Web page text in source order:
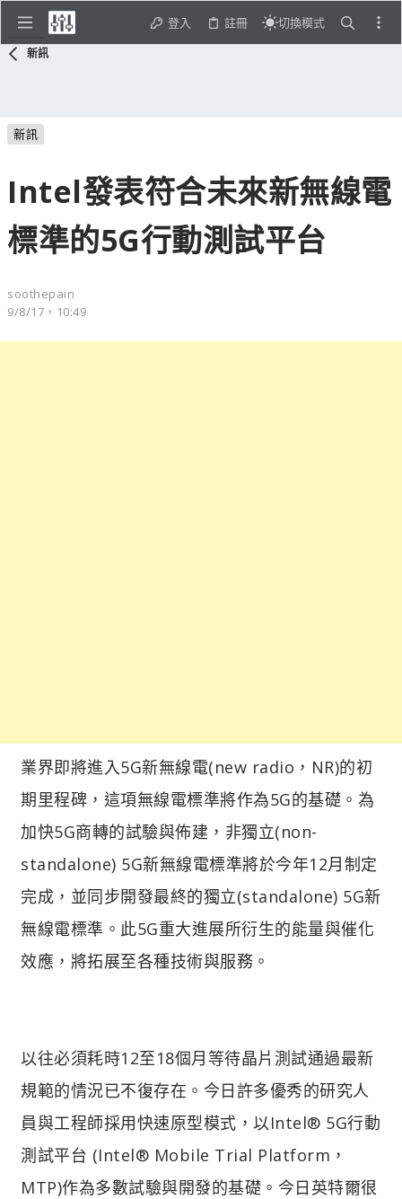
登入 註冊 切換模式
新訊
新訊
Intel發表符合未來新無線電
標準的5G行動測試平台
soothepain
9/8/17，10:49
業界即將進入5G新無線電(new radio，NR)的初
期里程碑，這項無線電標準將作為5G的基礎。為
加快5G商轉的試驗與佈建，非獨立(non-
standalone) 5G新無線電標準將於今年12月制定
完成，並同步開發最終的獨立(standalone) 5G新
無線電標準。此5G重大進展所衍生的能量與催化
效應，將拓展至各種技術與服務。
以往必須耗時12至18個月等待晶片測試通過最新
規範的情況已不復存在。今日許多優秀的研究人
員與工程師採用快速原型模式，以Intel® 5G行動
測試平台 (Intel® Mobile Trial Platform，
MTP)作為多數試驗與開發的基礎。今日英特爾很